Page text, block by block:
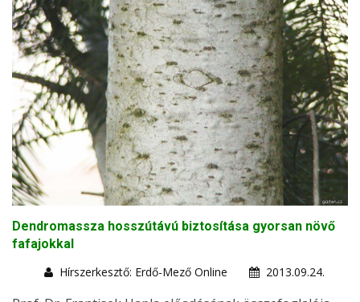
Dendromassza hosszútávú biztosítása gyorsan növő
fafajokkal
Hírszerkesztő: Erdő-Mező Online
2013.09.24.